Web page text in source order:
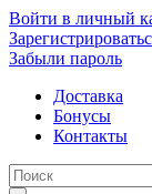
Войти в личный
Забыли пароль
Доставка
Бонусы
Контакты